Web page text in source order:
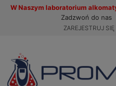
W Naszym laboratorium
Zadzwoń do nas
ZAREJESTRUJ SIĘ